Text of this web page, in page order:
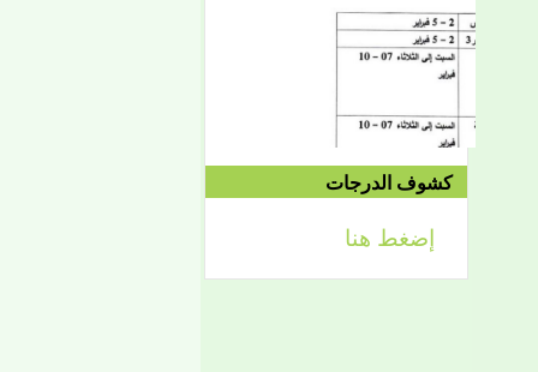
2021/04/24م
لائحة توجيه وزارة الشؤون
الإسلامية والتعليم الأصلي
كشوف الدرجات
إضغط هنا